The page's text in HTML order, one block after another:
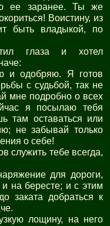
ее заранее. Ты же
Воистину, из
быть владыкой, по
глаза и хотел
и одобряю. Я готов
с судьбой, так не
мне подробно о всех
я посылаю тебя
там оставаться или
не забывай только
о себе!
служить тебе всегда,
для дороги,
на бересте; и с этим
заката добраться к
лощину, на него